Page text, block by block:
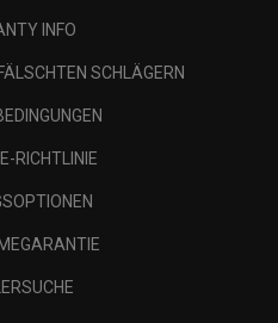
INFO
SCHLÄGERN
RICHTLINIE